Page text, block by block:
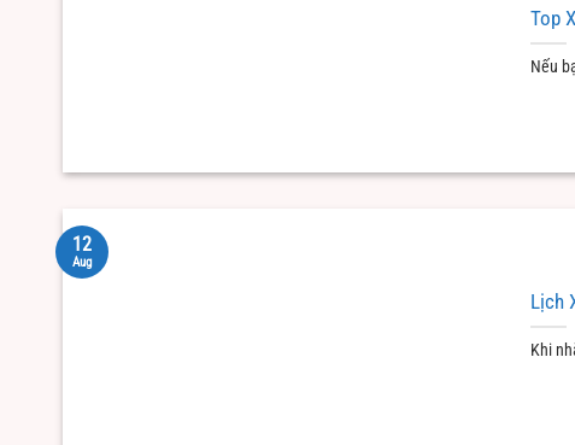
Top
Nếu
Lịch
Khi
12
Aug